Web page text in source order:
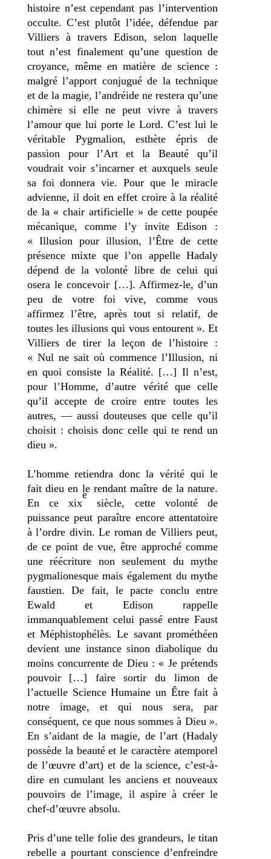
histoire n’est cependant pas l’intervention
occulte. C’est plutôt l’idée, défendue par
Villiers à travers Edison, selon laquelle
tout n’est finalement qu’une question de
croyance, même en matière de science :
malgré l’apport conjugué de la technique
et de la magie, l’andréide ne restera qu’une
chimère si elle ne peut vivre à travers
l’amour que lui porte le Lord. C’est lui le
véritable Pygmalion, esthète épris de
passion pour l’Art et la Beauté qu’il
voudrait voir s’incarner et auxquels seule
sa foi donnera vie. Pour que le miracle
advienne, il doit en effet croire à la réalité
de la « chair artificielle » de cette poupée
mécanique, comme l’y invite Edison :
« Illusion pour illusion, l’Être de cette
présence mixte que l’on appelle Hadaly
dépend de la volonté libre de celui qui
osera le concevoir […]. Affirmez-le, d’un
peu de votre foi vive, comme vous
affirmez l’être, après tout si relatif, de
toutes les illusions qui vous entourent ». Et
Villiers de tirer la leçon de l’histoire :
« Nul ne sait où commence l’Illusion, ni
en quoi consiste la Réalité. […] Il n’est,
pour l’Homme, d’autre vérité que celle
qu’il accepte de croire entre toutes les
autres, — aussi douteuses que celle qu’il
choisit : choisis donc celle qui te rend un
dieu ».
L’homme retiendra donc la vérité qui le
fait dieu en le rendant maître de la nature.
En ce xix
e
siècle, cette volonté de
puissance peut paraître encore attentatoire
à l’ordre divin. Le roman de Villiers peut,
de ce point de vue, être approché comme
une réécriture non seulement du mythe
pygmalionesque mais également du mythe
faustien. De fait, le pacte conclu entre
Ewald et Edison rappelle
immanquablement celui passé entre Faust
et Méphistophélès. Le savant prométhéen
devient une instance sinon diabolique du
moins concurrente de Dieu : « Je prétends
pouvoir […] faire sortir du limon de
l’actuelle Science Humaine un Être fait à
notre image, et qui nous sera, par
conséquent, ce que nous sommes à Dieu ».
En s’aidant de la magie, de l’art (Hadaly
possède la beauté et le caractère atemporel
de l’œuvre d’art) et de la science, c’est-à-
dire en cumulant les anciens et nouveaux
pouvoirs de l’image, il aspire à créer le
chef-d’œuvre absolu.
Pris d’une telle folie des grandeurs, le titan
rebelle a pourtant conscience d’enfreindre